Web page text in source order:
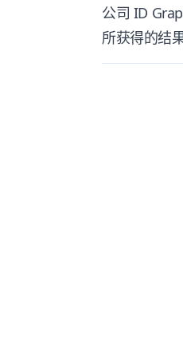
公司 ID
所获得的结果